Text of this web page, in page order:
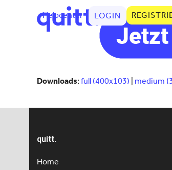
Helpcenter LOGIN
Downloads: full (400x103) medium
quitt.
Home